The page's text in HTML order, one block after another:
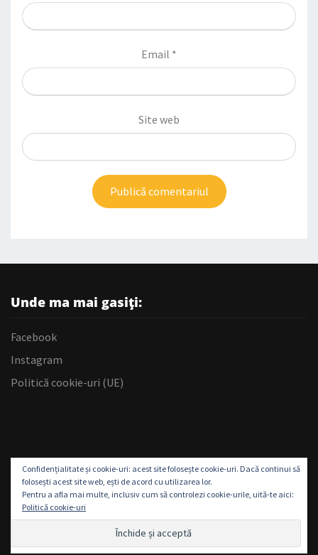
Email *
Site web
Unde ma mai gasiți:
Facebook
Instagram
Politică cookie-uri (UE)
Confidențialitate și cookie-uri: acest site folosește cookie-uri. Dacă continui să
folosești acest site web, ești de acord cu utilizarea lor.
Pentru a afla mai multe, inclusiv cum să controlezi cookie-urile, uită-te aici:
Politică cookie-uri